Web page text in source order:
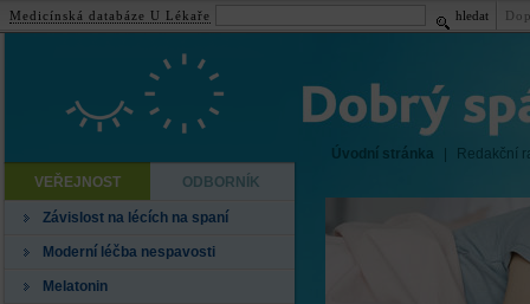
Úvodní stránka
Redakční
VEŘEJNOST
ODBORNÍK
Závislost na lécích na spaní
Moderní léčba nespavosti
Melatonin
Medicínská databáze U Lékaře hledat